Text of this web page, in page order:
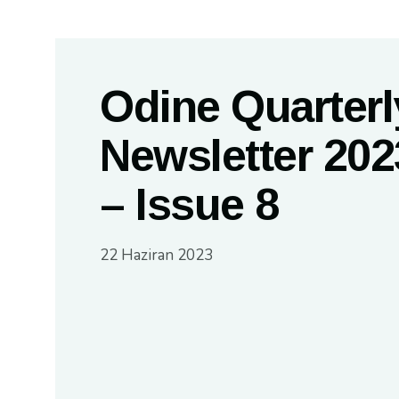
Odine
Newsletter
– Issue 8
22 Haziran 2023